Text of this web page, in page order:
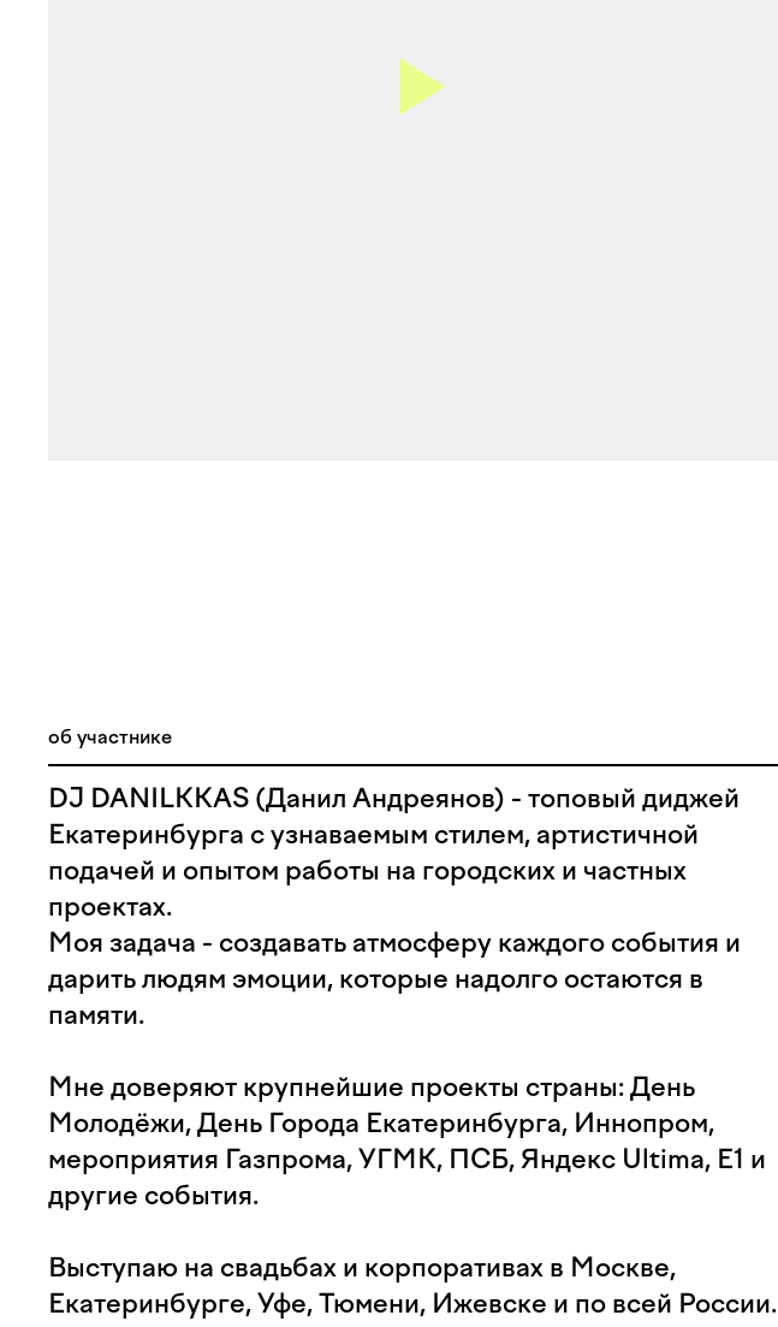
об участнике
DJ DANILKKAS (Данил Андреянов) - топовый диджей
Екатеринбурга с узнаваемым стилем, артистичной
подачей и опытом работы на городских и частных
проектах.
Моя задача - создавать атмосферу каждого события и
дарить людям эмоции, которые надолго остаются в
памяти.
Мне доверяют крупнейшие проекты страны: День
Молодёжи, День Города Екатеринбурга, Иннопром,
мероприятия Газпрома, УГМК, ПСБ, Яндекс Ultima, Е1 и
другие события.
Выступаю на свадьбах и корпоративах в Москве,
Екатеринбурге, Уфе, Тюмени, Ижевске и по всей России.